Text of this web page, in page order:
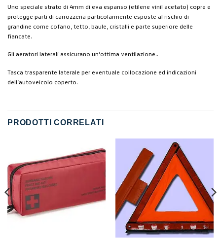
Uno speciale strato di 4mm di eva espanso (etilene vinil acetato) copre e
protegge parti di carrozzeria particolarmente esposte al rischio di
grandine come cofano, tetto, baule, cristalli e parte superiore delle
fiancate.
Gli aeratori laterali assicurano un’ottima ventilazione..
Tasca trasparente laterale per eventuale collocazione ed indicazioni
dell’autoveicolo coperto.
PRODOTTI CORRELATI